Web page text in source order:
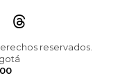
reservados.